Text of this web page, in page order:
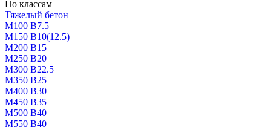
По классам
Тяжелый бетон
М100 В7.5
М150 В10(12.5)
М200 В15
М250 В20
М300 В22.5
М350 В25
М400 В30
М450 В35
М500 В40
М550 В40